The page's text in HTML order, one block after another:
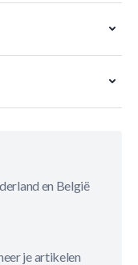
en België
je artikelen